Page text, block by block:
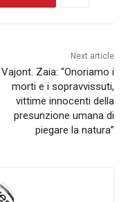
Next article
Vajont. Zaia: “Onoriamo i
morti e i sopravvissuti,
vittime innocenti della
presunzione umana di
piegare la natura”